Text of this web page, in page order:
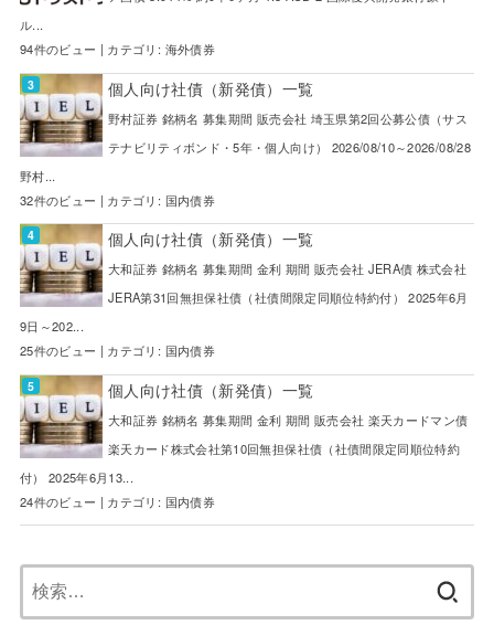
ル...
94件のビュー | カテゴリ: 海外債券
個人向け社債（新発債）一覧
野村証券 銘柄名 募集期間 販売会社 埼玉県第2回公募公債（サス
テナビリティボンド・5年・個人向け） 2026/08/10～2026/08/28
野村...
32件のビュー | カテゴリ: 国内債券
個人向け社債（新発債）一覧
大和証券 銘柄名 募集期間 金利 期間 販売会社 JERA債 株式会社
JERA第31回無担保社債（社債間限定同順位特約付） 2025年6月
9日～202...
25件のビュー | カテゴリ: 国内債券
個人向け社債（新発債）一覧
大和証券 銘柄名 募集期間 金利 期間 販売会社 楽天カードマン債
楽天カード株式会社第10回無担保社債（社債間限定同順位特約
付） 2025年6月13...
24件のビュー | カテゴリ: 国内債券